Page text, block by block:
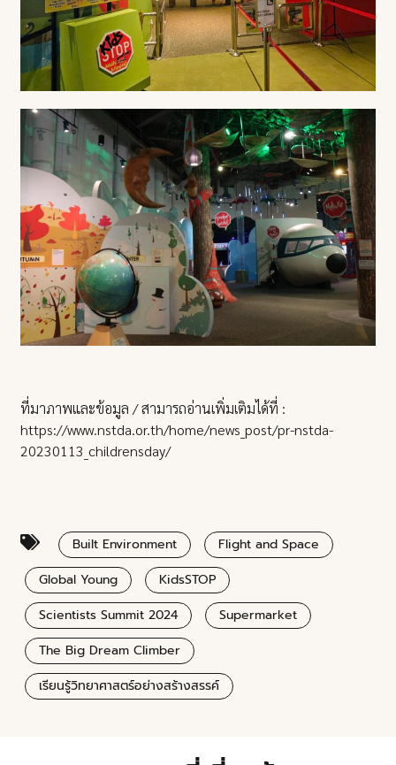
ที่มาภาพและข้อมูล / สามารถอ่านเพิ่มเติมได้ที่ :
https://www.nstda.or.th/home/news_post/pr-nstda-
20230113_childrensday/
Built Environment
Flight and Space
Global Young
KidsSTOP
Scientists Summit 2024
Supermarket
The Big Dream Climber
เรียนรู้วิทยาศาสตร์อย่างสร้างสรรค์